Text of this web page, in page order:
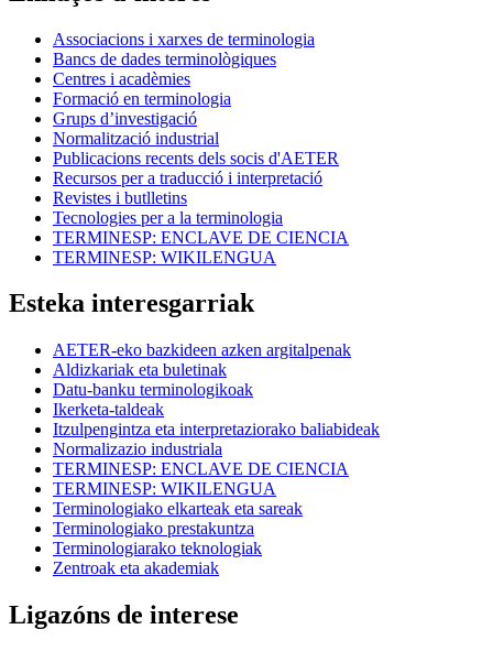
Associacions i xarxes de terminologia
Bancs de dades terminològiques
Centres i acadèmies
Formació en terminologia
Grups d’investigació
Normalització industrial
Publicacions recents dels socis d'AETER
Recursos per a traducció i interpretació
Revistes i butlletins
Tecnologies per a la terminologia
TERMINESP: ENCLAVE DE CIENCIA
TERMINESP: WIKILENGUA
Esteka interesgarriak
AETER-eko bazkideen azken argitalpenak
Aldizkariak eta buletinak
Datu-banku terminologikoak
Ikerketa-taldeak
Itzulpengintza eta interpretaziorako baliabideak
Normalizazio industriala
TERMINESP: ENCLAVE DE CIENCIA
TERMINESP: WIKILENGUA
Terminologiako elkarteak eta sareak
Terminologiako prestakuntza
Terminologiarako teknologiak
Zentroak eta akademiak
Ligazóns de interese